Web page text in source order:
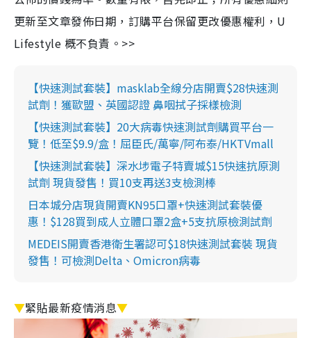
更新至文章發佈日期，訂購平台保留更改優惠權利，U
Lifestyle 概不負責。>>
【快速測試套裝】masklab全線分店開賣$28快速測
試劑！獲歐盟、英國認證 鼻咽拭子採樣檢測
【快速測試套裝】20大病毒快速測試劑購買平台一
覽！低至$9.9/盒！屈臣氏/萬寧/阿布泰/HKTVmall
【快速測試套裝】深水埗電子特賣城$15快速抗原測
試劑 現貨發售！買10支再送3支檢測棒
日本城分店現貨開賣KN95口罩+快速測試套裝優
惠！$128買到成人立體口罩2盒+5支抗原檢測試劑
MEDEIS開賣香港衛生署認可$18快速測試套裝 現貨
發售！可檢測Delta、Omicron病毒
▼緊貼最新疫情消息▼